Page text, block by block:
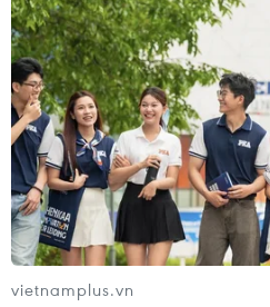
vietnamplus.vn